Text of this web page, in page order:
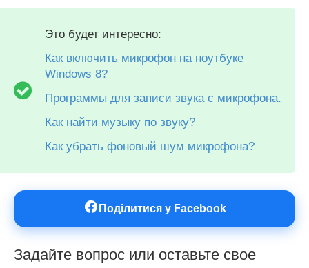
Это будет интересно:
Как включить микрофон на ноутбуке
Windows 8?
Программы для записи звука с микрофона.
Как найти музыку по звуку?
Как убрать фоновый шум микрофона?
Поділитися у Facebook
Задайте вопрос или оставьте свое